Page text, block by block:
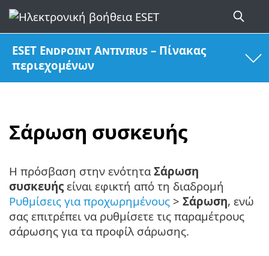
ESET Endpoint Antivirus – Πίνακας
περιεχομένων
Σάρωση συσκευής
Η πρόσβαση στην ενότηταΣάρωση
συσκευής είναι εφικτή από τη διαδρομή
Ρυθμίσεις για προχωρημένους > Σάρωση, ενώ
σας επιτρέπει να ρυθμίσετε τις παραμέτρους
σάρωσης για τα προφίλ σάρωσης.